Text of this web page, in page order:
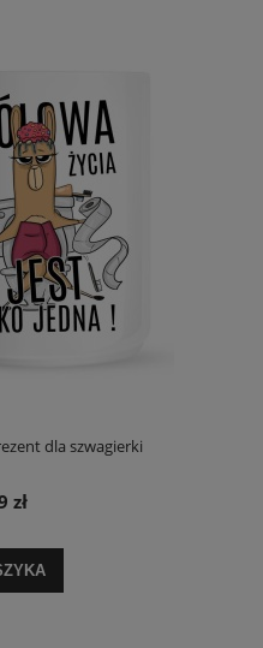
dla szwagierki
zł